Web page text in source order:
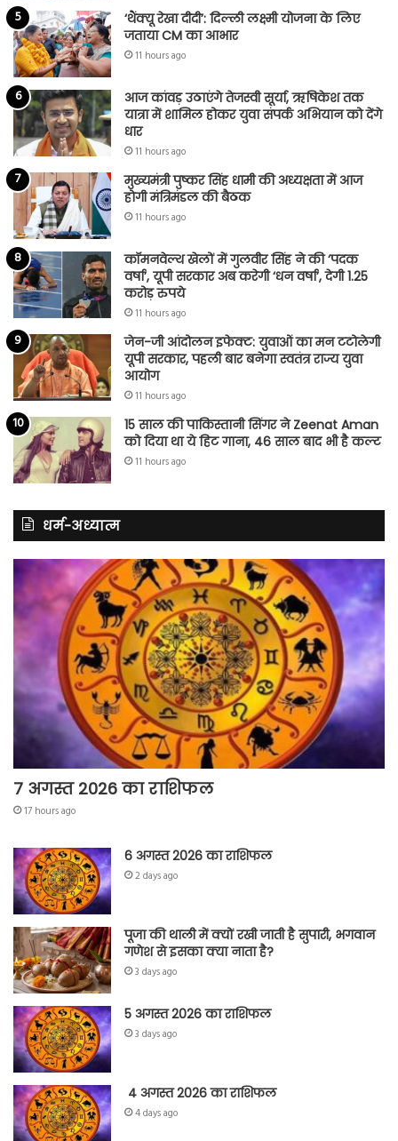
‘थैंक्यू रेखा दीदी’: दिल्ली लक्ष्मी योजना के लिए
जताया CM का आभार
11 hours ago
आज कांवड़ उठाएंगे तेजस्वी सूर्या, ऋषिकेश तक
यात्रा में शामिल होकर युवा संपर्क अभियान को देंगे
धार
11 hours ago
मुख्यमंत्री पुष्कर सिंह धामी की अध्यक्षता में आज
होगी मंत्रिमंडल की बैठक
11 hours ago
कॉमनवेल्थ खेलों में गुलवीर सिंह ने की ‘पदक
वर्षा’, यूपी सरकार अब करेगी ‘धन वर्षा’, देगी 1.25
करोड़ रुपये
11 hours ago
जेन-जी आंदोलन इफेक्ट: युवाओं का मन टटोलेगी
यूपी सरकार, पहली बार बनेगा स्वतंत्र राज्य युवा
आयोग
11 hours ago
15 साल की पाकिस्तानी सिंगर ने Zeenat Aman
को दिया था ये हिट गाना, 46 साल बाद भी है कल्ट
11 hours ago
धर्म-अध्यात्म
7 अगस्त 2026 का राशिफल
17 hours ago
6 अगस्त 2026 का राशिफल
2 days ago
पूजा की थाली में क्यों रखी जाती है सुपारी, भगवान
गणेश से इसका क्या नाता है?
3 days ago
5 अगस्त 2026 का राशिफल
3 days ago
4 अगस्त 2026 का राशिफल
4 days ago